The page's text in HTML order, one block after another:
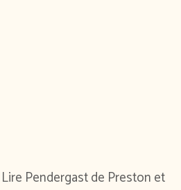
Pendergast de Preston et